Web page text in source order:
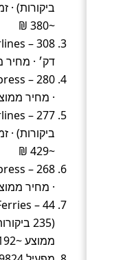
~380 ₪
דק׳ · מחיר
· מחיר ממוצע
~429 ₪
· מחיר ממוצע
ממוצע ~192 ₪